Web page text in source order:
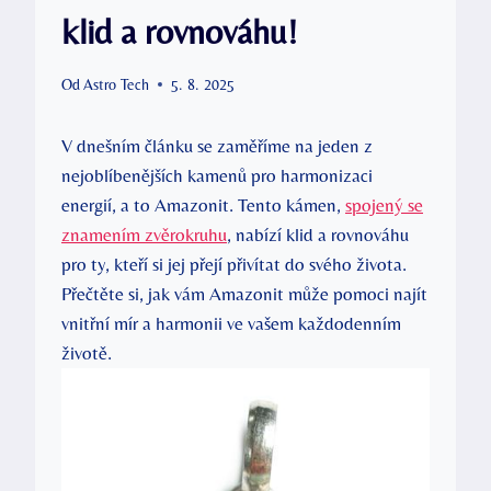
klid a rovnováhu!
Od Astro Tech 5. 8. 2025
V dnešním článku se zaměříme na jeden z
nejoblíbenějších kamenů pro harmonizaci
energií, a to Amazonit. Tento kámen, spojený se
znamením zvěrokruhu, nabízí klid a rovnováhu
pro ty, kteří si jej přejí přivítat do svého života.
Přečtěte si, jak vám Amazonit může pomoci najít
vnitřní mír a harmonii ve vašem každodenním
životě.